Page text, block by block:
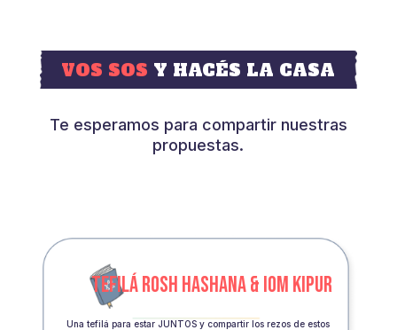
VOS SOS Y HACÉS LA CASA
Te esperamos para compartir nuestras
propuestas.
TEFILÁ ROSH HASHANA & IOM KIPUR
Una tefilá para estar JUNTOS y compartir los rezos de estos